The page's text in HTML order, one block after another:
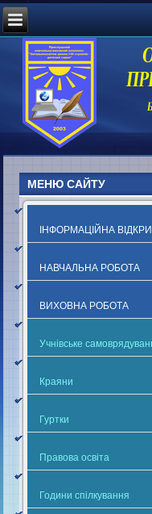
МЕНЮ САЙТУ
ІНФОРМАЦІЙНА
НАВЧАЛЬНА РОБОТА
ВИХОВНА РОБОТА
Учнівське
Краяни
Гуртки
Правова освіта
Години спілкування